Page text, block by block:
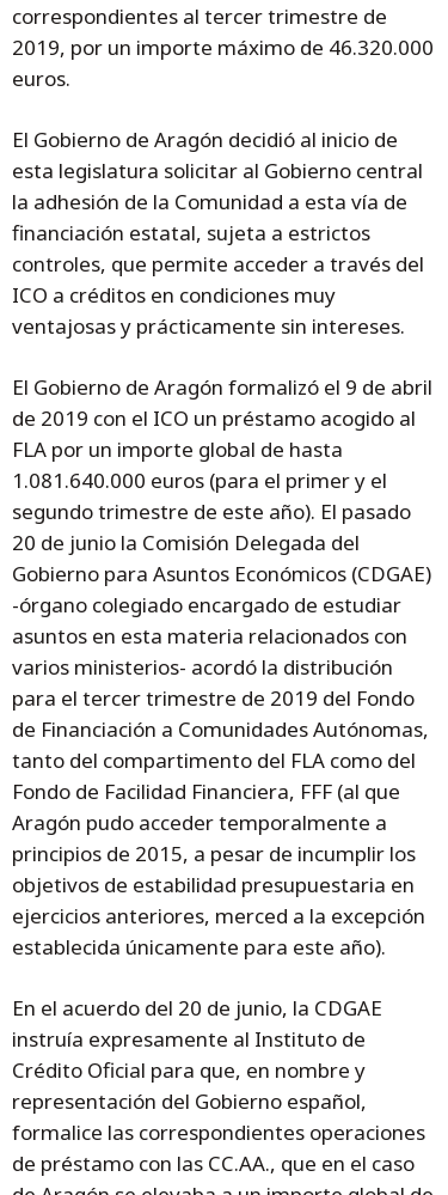
correspondientes al tercer trimestre de
2019, por un importe máximo de 46.320.000
euros.
El Gobierno de Aragón decidió al inicio de
esta legislatura solicitar al Gobierno central
la adhesión de la Comunidad a esta vía de
financiación estatal, sujeta a estrictos
controles, que permite acceder a través del
ICO a créditos en condiciones muy
ventajosas y prácticamente sin intereses.
El Gobierno de Aragón formalizó el 9 de abril
de 2019 con el ICO un préstamo acogido al
FLA por un importe global de hasta
1.081.640.000 euros (para el primer y el
segundo trimestre de este año). El pasado
20 de junio la Comisión Delegada del
Gobierno para Asuntos Económicos (CDGAE)
-órgano colegiado encargado de estudiar
asuntos en esta materia relacionados con
varios ministerios- acordó la distribución
para el tercer trimestre de 2019 del Fondo
de Financiación a Comunidades Autónomas,
tanto del compartimento del FLA como del
Fondo de Facilidad Financiera, FFF (al que
Aragón pudo acceder temporalmente a
principios de 2015, a pesar de incumplir los
objetivos de estabilidad presupuestaria en
ejercicios anteriores, merced a la excepción
establecida únicamente para este año).
En el acuerdo del 20 de junio, la CDGAE
instruía expresamente al Instituto de
Crédito Oficial para que, en nombre y
representación del Gobierno español,
formalice las correspondientes operaciones
de préstamo con las CC.AA., que en el caso